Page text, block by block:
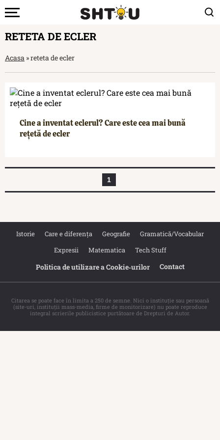
RETETA DE ECLER
Acasa »reteta de ecler
Cine a inventat eclerul? Care este cea mai bună
rețetă de ecler
1
Istorie Care e diferența Geografie
Gramatică/Vocabular
Expresii
Matematica Tech Stuff
Politica de utilizare a Cookie‐urilor Contact
Citarea se poate face în limita a 250 de semne. Nici o instituţie sau persoană
(site-uri, instituţii mass-media, firme de monitorizare) nu poate reproduce
integral scrierile publicistice purtătoare de Drepturi de Autor.